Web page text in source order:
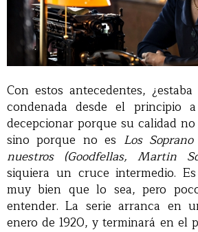
Con estos antecedentes, ¿estaba
condenada desde el principio
decepcionar porque su calidad
sino porque no es Los Soprano
nuestros (Goodfellas, Martin
siquiera un cruce intermedio.
muy bien que lo sea, pero
entender. La serie arranca en
enero de 1920, y terminará en el